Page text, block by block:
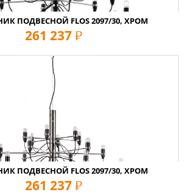
ПОДВЕСНОЙ FLOS 2097/30, ХРОМ
261 237 руб
ПОДВЕСНОЙ FLOS 2097/30, ХРОМ
261 237 руб